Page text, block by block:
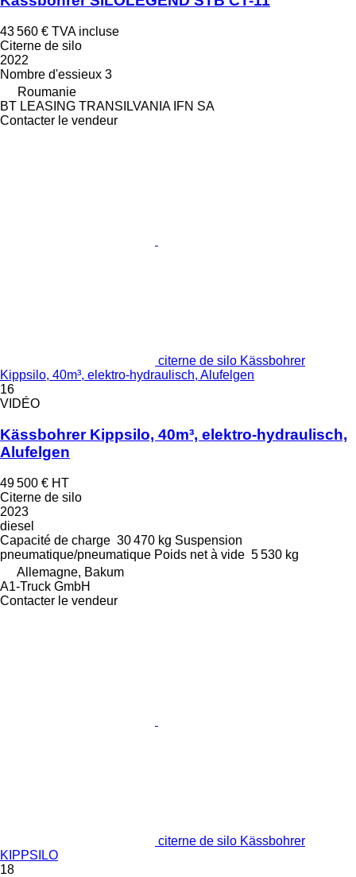
43 560 € TVA incluse
Citerne de silo
2022
Nombre d'essieux 3
Roumanie
BT LEASING TRANSILVANIA IFN SA
Contacter le vendeur
citerne de silo Kässbohrer
Kippsilo, 40m³, elektro-hydraulisch, Alufelgen
16
VIDÉO
Kässbohrer Kippsilo, 40m³, elektro-hydraulisch,
Alufelgen
49 500 € HT
Citerne de silo
2023
diesel
Capacité de charge 30 470 kg Suspension
pneumatique/pneumatique Poids net à vide 5 530 kg
Allemagne, Bakum
A1-Truck GmbH
Contacter le vendeur
citerne de silo Kässbohrer
KIPPSILO
18